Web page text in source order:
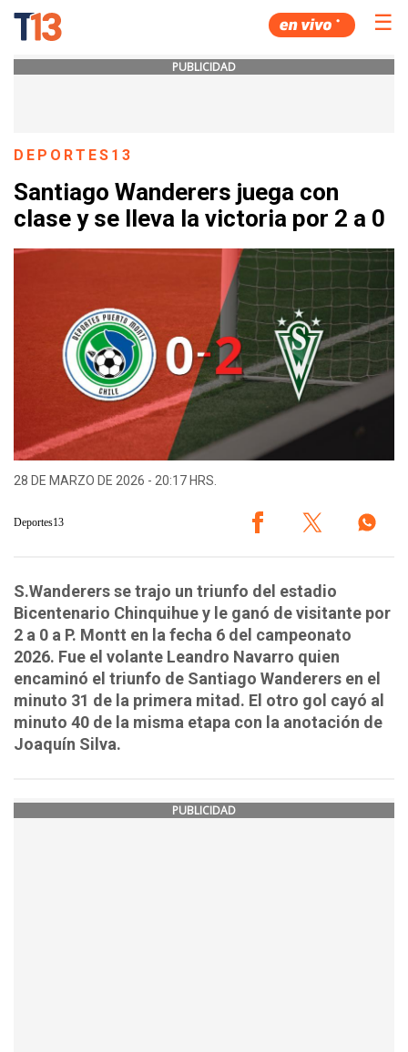
☰
PUBLICIDAD
DEPORTES13
Santiago Wanderers juega con
clase y se lleva la victoria por 2 a 0
28 DE MARZO DE 2026 - 20:17 HRS.
Deportes13
S.Wanderers se trajo un triunfo del estadio
Bicentenario Chinquihue y le ganó de visitante por
2 a 0 a P. Montt en la fecha 6 del campeonato
2026. Fue el volante Leandro Navarro quien
encaminó el triunfo de Santiago Wanderers en el
minuto 31 de la primera mitad. El otro gol cayó al
minuto 40 de la misma etapa con la anotación de
Joaquín Silva.
PUBLICIDAD